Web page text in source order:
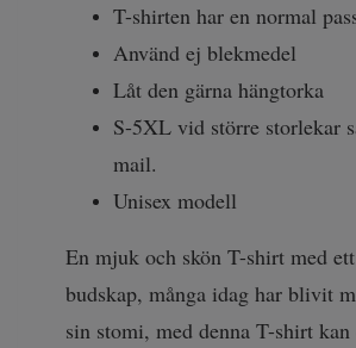
T-shirten har en normal
Använd ej blekmedel
Låt den gärna hängtorka
S-5XL vid större storlekar
mail.
Unisex modell
En mjuk och skön T-shirt med
budskap, många idag har blivit
sin stomi, med denna T-shirt